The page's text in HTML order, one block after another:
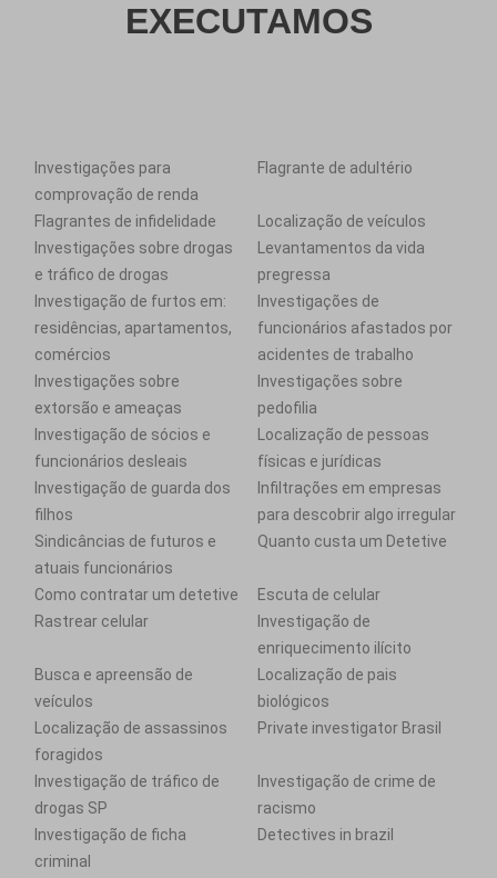
EXECUTAMOS
Investigações para
comprovação de renda
Flagrante de adultério
Flagrantes de infidelidade
Localização de veículos
Investigações sobre drogas
e tráfico de drogas
Levantamentos da vida
pregressa
Investigação de furtos em:
residências, apartamentos,
comércios
Investigações de
funcionários afastados por
acidentes de trabalho
Investigações sobre
extorsão e ameaças
Investigações sobre
pedofilia
Investigação de sócios e
funcionários desleais
Localização de pessoas
físicas e jurídicas
Investigação de guarda dos
filhos
Infiltrações em empresas
para descobrir algo irregular
Sindicâncias de futuros e
atuais funcionários
Quanto custa um Detetive
Como contratar um detetive
Escuta de celular
Rastrear celular
Investigação de
enriquecimento ilícito
Busca e apreensão de
veículos
Localização de pais
biológicos
Localização de assassinos
foragidos
Private investigator Brasil
Investigação de tráfico de
drogas SP
Investigação de crime de
racismo
Investigação de ficha
criminal
Detectives in brazil